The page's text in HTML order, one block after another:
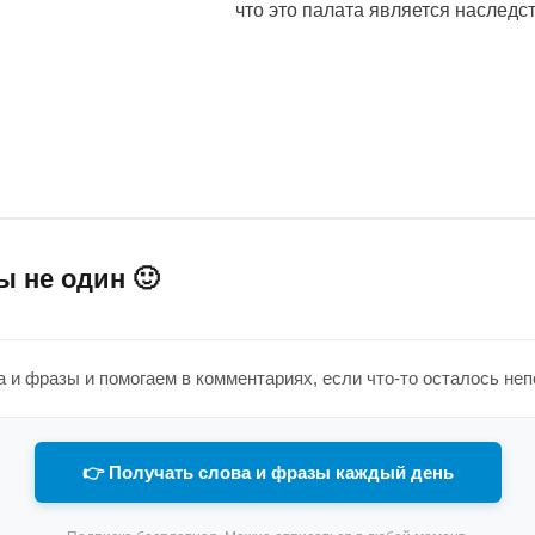
что это палата является
не один 🙂
фразы и помогаем в комментариях, если что-то осталось
👉 Получать слова и фразы каждый день